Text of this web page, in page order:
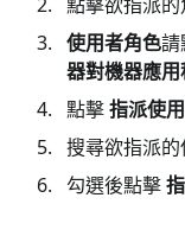
使用者角色請
器對機器應
點擊指派使
搜尋欲指派
勾選後點擊